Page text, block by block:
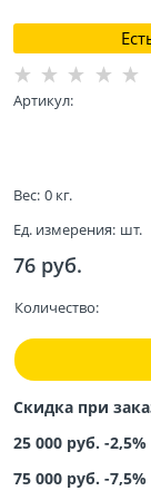
Артикул:
Вес: 0 кг.
Ед. измерения: шт.
76 руб.
Количество:
Скидка при
25 000 руб. -
75 000 руб. -7,5%